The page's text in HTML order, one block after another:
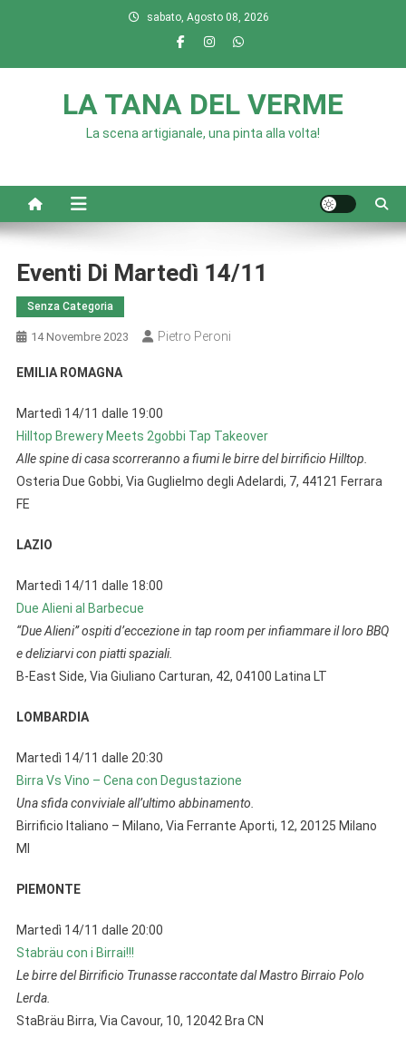
sabato, Agosto 08, 2026
LA TANA DEL VERME
La scena artigianale, una pinta alla volta!
Eventi Di Martedì 14/11
Senza Categoria
14 Novembre 2023 Pietro Peroni
EMILIA ROMAGNA
Martedì 14/11 dalle 19:00
Hilltop Brewery Meets 2gobbi Tap Takeover
Alle spine di casa scorreranno a fiumi le birre del birrificio Hilltop.
Osteria Due Gobbi, Via Guglielmo degli Adelardi, 7, 44121 Ferrara
FE
LAZIO
Martedì 14/11 dalle 18:00
Due Alieni al Barbecue
“Due Alieni” ospiti d’eccezione in tap room per infiammare il loro BBQ
e deliziarvi con piatti spaziali.
B-East Side, Via Giuliano Carturan, 42, 04100 Latina LT
LOMBARDIA
Martedì 14/11 dalle 20:30
Birra Vs Vino – Cena con Degustazione
Una sfida conviviale all’ultimo abbinamento.
Birrificio Italiano – Milano, Via Ferrante Aporti, 12, 20125 Milano
MI
PIEMONTE
Martedì 14/11 dalle 20:00
Stabräu con i Birrai!!!
Le birre del Birrificio Trunasse raccontate dal Mastro Birraio Polo
Lerda.
StaBräu Birra, Via Cavour, 10, 12042 Bra CN